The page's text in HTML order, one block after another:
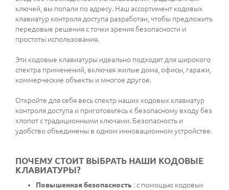
ключей, вы попали по адресу. Наш ассортимент кодовых
клавиатур контроля доступа разработан, чтобы предложить
передовые решения с точки зрения безопасности и
простоты использования.
Эти кодовые клавиатуры идеально подходят для широкого
спектра применений, включая жилые дома, офисы, гаражи,
коммерческие объекты и многое другое.
Откройте для себя весь спектр наших кодовых клавиатур
контроля доступа и приготовьтесь к безопасному входу без
хлопот с традиционными ключами. Безопасность и
удобство объединены в одном инновационном устройстве.
ПОЧЕМУ СТОИТ ВЫБРАТЬ НАШИ КОДОВЫЕ
КЛАВИАТУРЫ?
Повышенная безопасность : с помощью кодовых